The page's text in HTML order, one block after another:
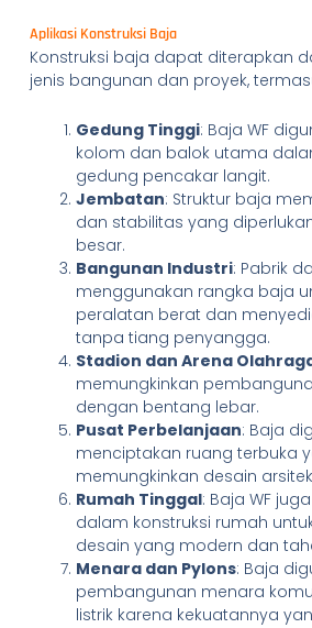
Aplikasi Konstruksi Baja
Konstruksi baja dapat diterapkan
jenis bangunan dan proyek,
Gedung Tinggi: Baja WF
kolom dan balok utama
gedung pencakar langit.
Jembatan: Struktur baja
dan stabilitas yang
besar.
Bangunan Industri: Pabrik
menggunakan rangka baja
peralatan berat dan
tanpa tiang penyangga.
Stadion dan Arena
memungkinkan
dengan bentang lebar.
Pusat Perbelanjaan: Baja
menciptakan ruang terbuka
memungkinkan desain
Rumah Tinggal: Baja WF
dalam konstruksi rumah
desain yang modern dan
Menara dan Pylons: Baja
pembangunan menara
listrik karena kekuatannya